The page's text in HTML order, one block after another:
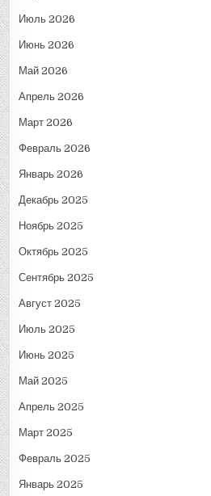
Июль 2026
Июнь 2026
Май 2026
Апрель 2026
Март 2026
Февраль 2026
Январь 2026
Декабрь 2025
Ноябрь 2025
Октябрь 2025
Сентябрь 2025
Август 2025
Июль 2025
Июнь 2025
Май 2025
Апрель 2025
Март 2025
Февраль 2025
Январь 2025